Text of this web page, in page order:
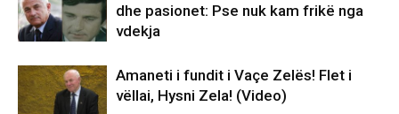
dhe pasionet: Pse nuk kam frikë nga
vdekja
Amaneti i fundit i Vaçe Zelës! Flet i
vëllai, Hysni Zela! (Video)